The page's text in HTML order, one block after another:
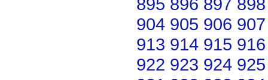
904 905 906 907
913 914 915 916
922 923 924 925